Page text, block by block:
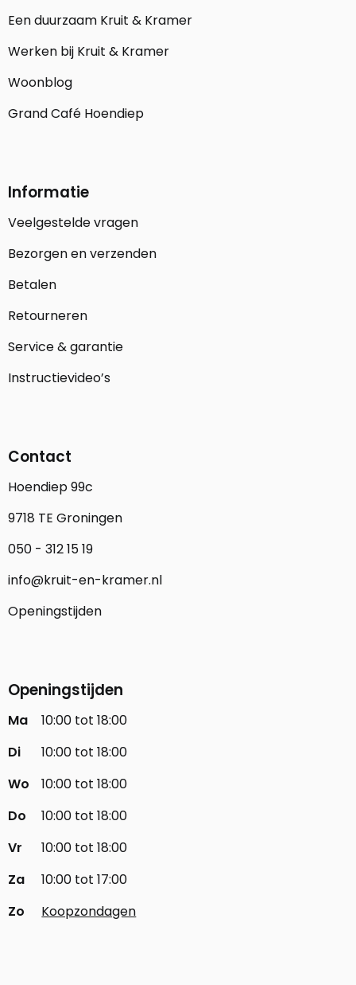
Een duurzaam Kruit & Kramer
Werken bij Kruit & Kramer
Woonblog
Grand Café Hoendiep
Informatie
Veelgestelde vragen
Bezorgen en verzenden
Betalen
Retourneren
Service & garantie
Instructievideo’s
Contact
Hoendiep 99c
9718 TE Groningen
050 - 312 15 19
info@kruit-en-kramer.nl
Openingstijden
Openingstijden
Ma
10:00 tot 18:00
Di
10:00 tot 18:00
Wo
10:00 tot 18:00
Do
10:00 tot 18:00
Vr
10:00 tot 18:00
Za
10:00 tot 17:00
Zo
Koopzondagen